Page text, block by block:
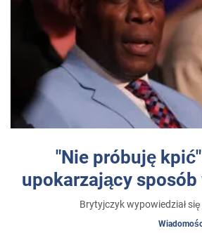
"Nie próbuję
upokarzający sposób
Brytyjczyk wypowiedział